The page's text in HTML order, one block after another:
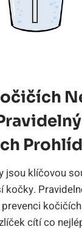
jsou klíčovou
kočky.
cítí co